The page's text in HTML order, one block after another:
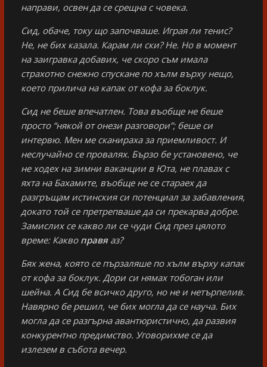
направи, освен да се срещна с човека.
Сид, обаче, току що започваше. Играя ли тенис?
Не, не бих казала. Карам ли ски? Не. Но в момент
на заигравка добавих, че скоро съм имала
страхотно снежно спускане по хълм върху нещо,
което прилича на капак от кофа за боклук.
Сид не беше впечатлен. Това въобще не беше
просто “някой от онези разговори”; беше си
интервю. Мен ме сканираха за приемливост. И
неслучайно се провалях. Бързо бе установено, че
не ходех на зимни ваканции в Юта, не плавах с
яхта на Бахамите, въобще не се стараех да
разгръщам истинския си потенциал за забавления,
докато той се претрепваше да си прекарва добре.
Замислих се какво ли се чуди Сид през цялото
време: Какво правя аз?
Бях жена, която се пързаляше по хълм върху капак
от кофа за боклук. Дори си нямах тобоган или
шейна. А Сид бе всичко друго, но не и нетърпелив.
Навярно бе решил, че бих могла да се науча. Бих
могла да се разгърна авантюристично, да развия
конкурентно предимство. Уговорихме се да
излезем в събота вечер.